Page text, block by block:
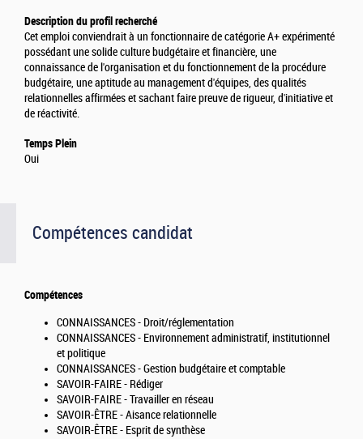
Description du profil recherché
Cet emploi conviendrait à un fonctionnaire de catégorie A+ expérimenté
possédant une solide culture budgétaire et financière, une
connaissance de l'organisation et du fonctionnement de la procédure
budgétaire, une aptitude au management d'équipes, des qualités
relationnelles affirmées et sachant faire preuve de rigueur, d'initiative et
de réactivité.
Temps Plein
Oui
Compétences candidat
Compétences
CONNAISSANCES - Droit/réglementation
CONNAISSANCES - Environnement administratif, institutionnel
et politique
CONNAISSANCES - Gestion budgétaire et comptable
SAVOIR-FAIRE - Rédiger
SAVOIR-FAIRE - Travailler en réseau
SAVOIR-ÊTRE - Aisance relationnelle
SAVOIR-ÊTRE - Esprit de synthèse